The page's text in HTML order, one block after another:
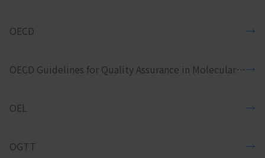
OECD →
OECD Guidelines for Quality Assurance in Molecular Genetic Testing→
OEL →
OGTT →